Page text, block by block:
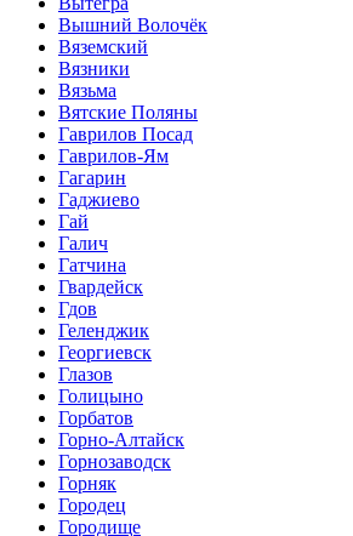
Вышний Волочёк
Вяземский
Вязники
Вязьма
Вятские Поляны
Гаврилов Посад
Гаврилов-Ям
Гагарин
Гаджиево
Гай
Галич
Гатчина
Гвардейск
Гдов
Геленджик
Георгиевск
Глазов
Голицыно
Горбатов
Горно-Алтайск
Горнозаводск
Горняк
Городец
Городище